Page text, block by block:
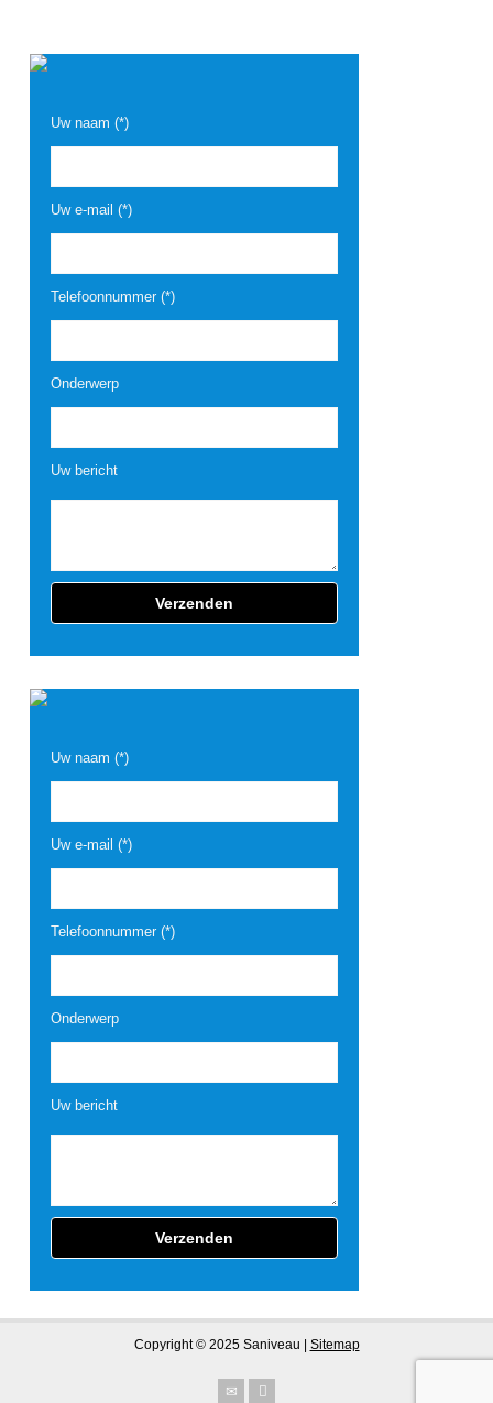
Uw naam (*)
Uw e-mail (*)
Telefoonnummer (*)
Onderwerp
Uw bericht
Uw naam (*)
Uw e-mail (*)
Telefoonnummer (*)
Onderwerp
Uw bericht
Copyright © 2025 Saniveau | Sitemap